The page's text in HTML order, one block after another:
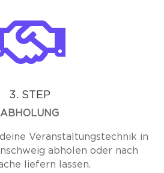
3. STEP
ABHOLUNG
Veranstaltungstechnik in
abholen oder nach
liefern lassen.